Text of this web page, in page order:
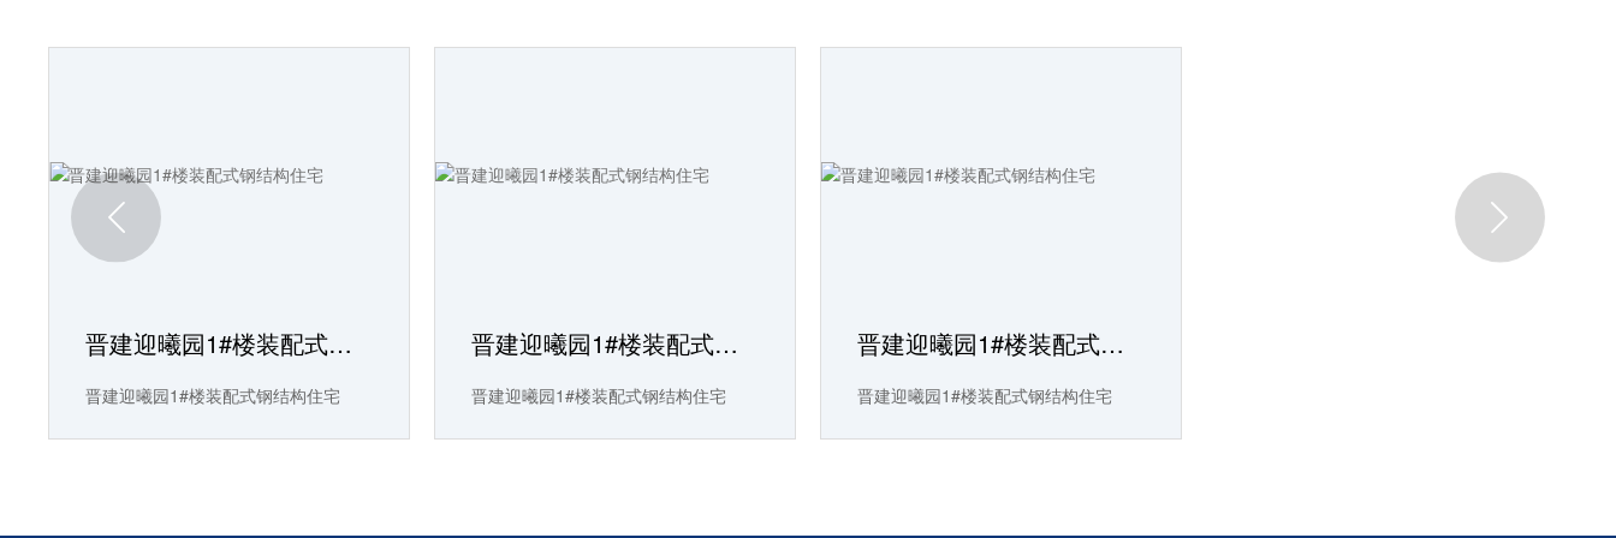
晋建迎曦园1#楼装配式钢结构住宅
晋建迎曦园1#楼装配式钢结构住宅
晋建迎曦园1#楼装配式钢结构住宅
晋建迎曦园1#楼装配式钢结构住宅
晋建迎曦园1#楼装配式钢结构住宅
晋建迎曦园1#楼装配式钢结构住宅
 